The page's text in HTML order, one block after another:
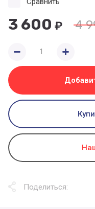
4
3 600 ₽
Поделиться: